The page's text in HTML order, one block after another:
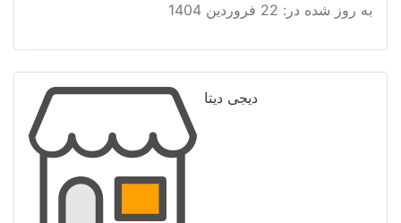
به روز شده در: 22 فروردین 1404
دیجی دیتا